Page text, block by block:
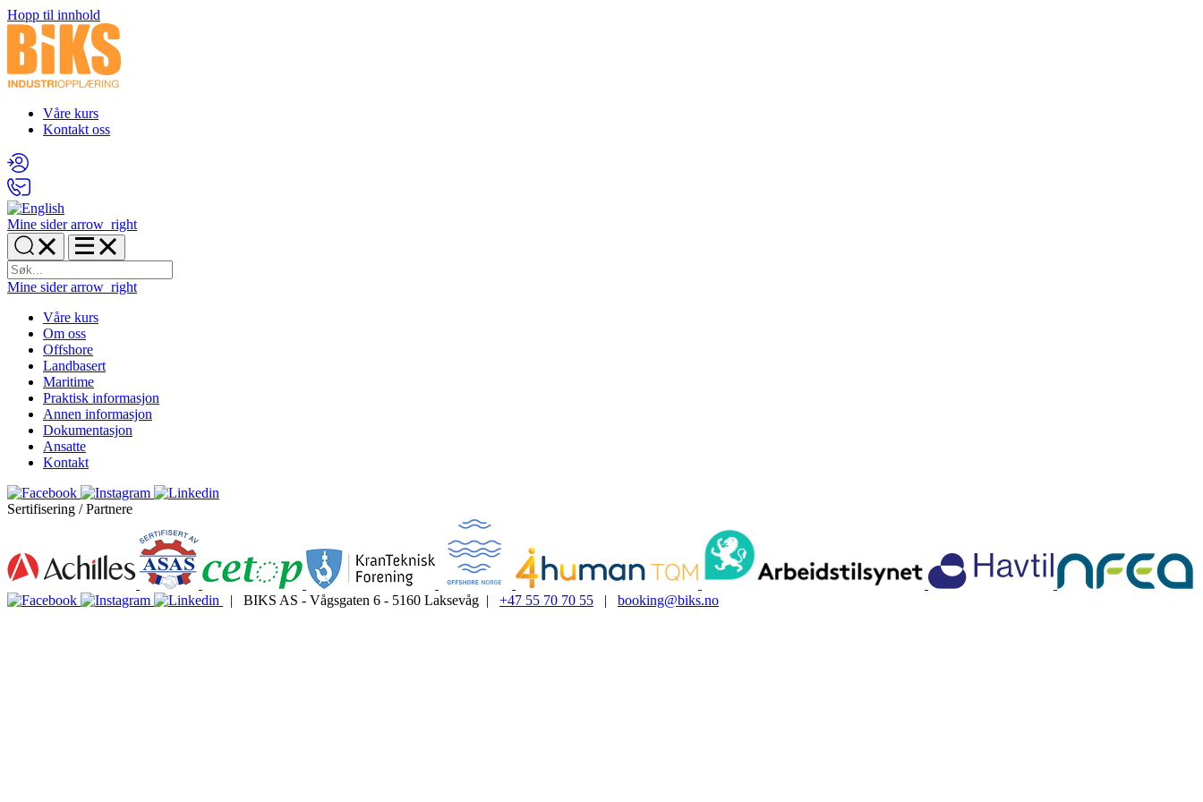
Hopp til innhold
Våre kurs
Kontakt oss
Mine sider arrow_right
Mine sider arrow_right
Våre kurs
Om oss
Offshore
Landbasert
Maritime
Praktisk informasjon
Annen informasjon
Dokumentasjon
Ansatte
Kontakt
Sertifisering / Partnere
| BIKS AS - Vågsgaten 6 - 5160 Laksevåg | +47 55 70 70 55 | booking@biks.no